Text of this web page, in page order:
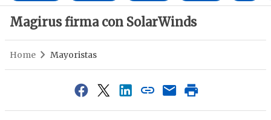
Magirus firma con SolarWinds
Home Mayoristas